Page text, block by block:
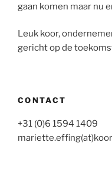
gaan komen maar nu
Leuk koor,
gericht op de
CONTACT
+31 (0)6 1594 1409